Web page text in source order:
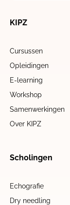
KIPZ
Cursussen
Opleidingen
E-learning
Workshop
Samenwerkingen
Over KIPZ
Scholingen
Echografie
Dry needling